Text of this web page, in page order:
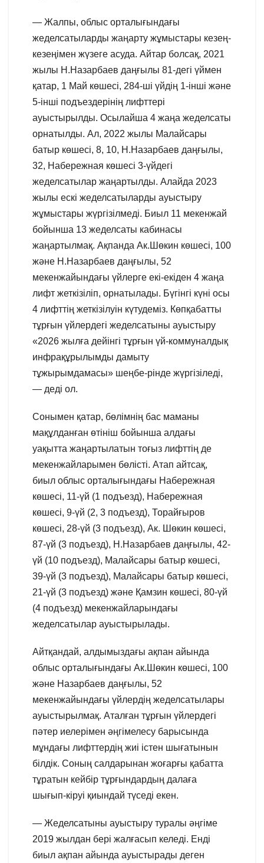
— Жалпы, облыс орталығындағы
жеделсатыларды жаңарту жұмыстары кезең-
кезеңімен жүзеге асуда. Айтар болсақ, 2021
жылы Н.Назарбаев даңғылы 81-дегі үймен
қатар, 1 Май көшесі, 284-ші үйдің 1-інші және
5-інші подъездерінің лифттері
ауыстырылды. Осылайша 4 жаңа жеделсаты
орнатылды. Ал, 2022 жылы Малайсары
батыр көшесі, 8, 10, Н.Назарбаев даңғылы,
32, Набережная көшесі 3-үйдегі
жеделсатылар жаңартылды. Алайда 2023
жылы ескі жеделсатыларды ауыстыру
жұмыстары жүргізілмеді. Биыл 11 мекенжай
бойынша 13 жеделсаты кабинасы
жаңартылмақ. Ақпанда Ак.Шөкин көшесі, 100
және Н.Назарбаев даңғылы, 52
мекенжайындағы үйлерге екі-екіден 4 жаңа
лифт жеткізіліп, орнатылады. Бүгінгі күні осы
4 лифттің жеткізілуін күтудеміз. Көпқабатты
тұрғын үйлердегі жеделсатыны ауыстыру
«2026 жылға дейінгі тұрғын үй-коммуналдық
инфрақұрылымды дамыту
тұжырымдамасы» шеңбе-рінде жүргізіледі,
— деді ол.
Сонымен қатар, бөлімнің бас маманы
мақұлданған өтініш бойынша алдағы
уақытта жаңартылатын тоғыз лифттің де
мекенжайларымен бөлісті. Атап айтсақ,
биыл облыс орталығындағы Набережная
көшесі, 11-үй (1 подъезд), Набережная
көшесі, 9-үй (2, 3 подъезд), Торайғыров
көшесі, 28-үй (3 подъезд), Ак. Шөкин көшесі,
87-үй (3 подъезд), Н.Назарбаев даңғылы, 42-
үй (10 подъезд), Малайсары батыр көшесі,
39-үй (3 подъезд), Малайсары батыр көшесі,
21-үй (3 подъезд) және Қамзин көшесі, 80-үй
(4 подъезд) мекенжайларындағы
жеделсатылар ауыстырылады.
Айтқандай, алдымыздағы ақпан айында
облыс орталығындағы Ак.Шөкин көшесі, 100
және Назарбаев даңғылы, 52
мекенжайындағы үйлердің жеделсатылары
ауыстырылмақ. Аталған тұрғын үйлердегі
пәтер иелерімен әңгімелесу барысында
мұндағы лифттердің жиі істен шығатынын
білдік. Соның салдарынан жоғарғы қабатта
тұратын кейбір тұрғындардың далаға
шығып-кіруі қиындай түседі екен.
— Жеделсатыны ауыстыру туралы әңгіме
2019 жылдан бері жалғасып келеді. Енді
биыл ақпан айында ауыстырады деген